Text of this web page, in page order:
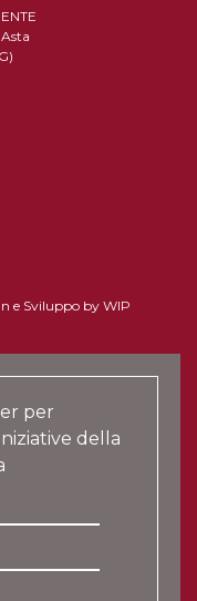
e Sviluppo by WIP
per
della